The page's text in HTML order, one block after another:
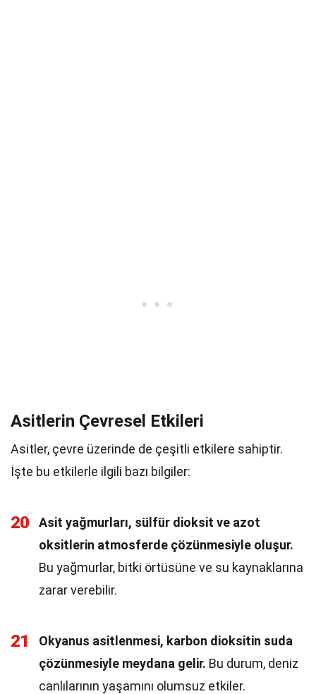
Asitlerin Çevresel Etkileri
Asitler, çevre üzerinde de çeşitli etkilere sahiptir.
İşte bu etkilerle ilgili bazı bilgiler:
20
Asit yağmurları, sülfür dioksit ve azot
oksitlerin atmosferde çözünmesiyle oluşur.
Bu yağmurlar, bitki örtüsüne ve su kaynaklarına
zarar verebilir.
21
Okyanus asitlenmesi, karbon dioksitin suda
çözünmesiyle meydana gelir. Bu durum, deniz
canlılarının yaşamını olumsuz etkiler.